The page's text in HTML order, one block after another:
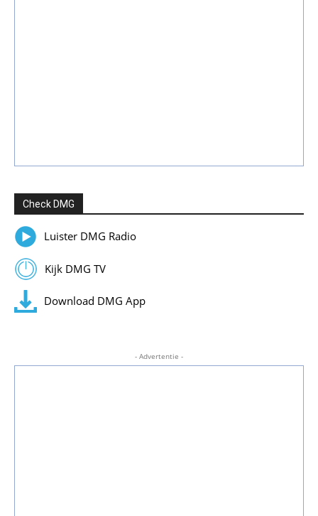
Check DMG
Luister DMG Radio
Kijk DMG TV
Download DMG App
- Advertentie -